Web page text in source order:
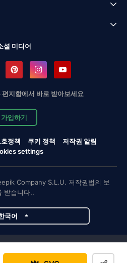
셜 미디어
지함에서 바로 받아보세요
가입하기
정책 쿠키 정책
저작권 알림
settings
Company S.L.U. 저작권법의 보
받습니다..
국어